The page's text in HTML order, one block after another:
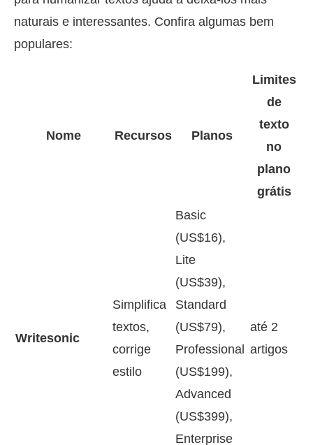
naturais e interessantes. Confira algumas bem
populares:
Nome Recursos Planos
Limites
de
texto
no
plano
grátis
Writesonic
Simplifica
textos,
corrige
estilo
Basic
(US$16),
Lite
(US$39),
Standard
(US$79),
Professional
(US$199),
Advanced
(US$399),
Enterprise
até 2
artigos